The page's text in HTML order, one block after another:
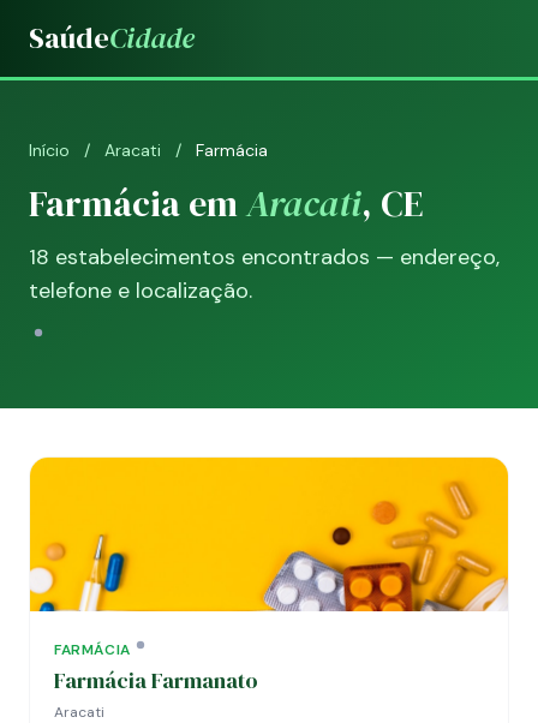
SaúdeCidade
Início / Aracati / Farmácia
Farmácia emAracati, CE
18 estabelecimentos encontrados — endereço,
telefone e localização.
FARMÁCIA
Farmácia Farmanato
Aracati